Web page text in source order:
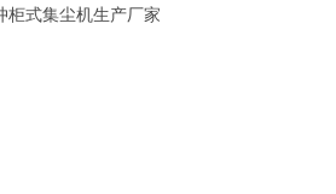
柜式集尘机生产厂家